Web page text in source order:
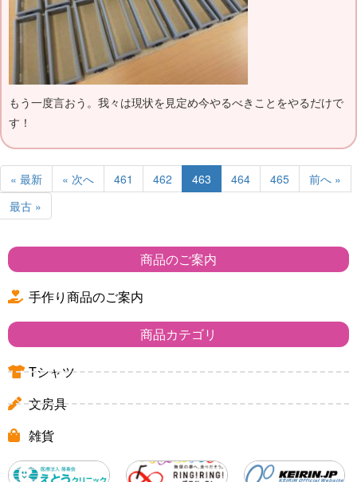
もう一度言おう。我々は現状を見定め今やるべきことをやるだけで
す！
« 最新 « 次へ 461 462 463 464 465
前へ »
最古 »
商品のご案内
手作り商品のご案内
商品カテゴリ
Tシャツ
文房具
雑貨